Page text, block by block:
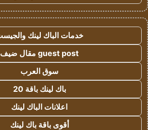
خدمات الباك لينك
guest post مقال ضيف
سوق العرب
باك لينك باقة 20
اعلانات الباك لينك
أقوى باقة باك لينك